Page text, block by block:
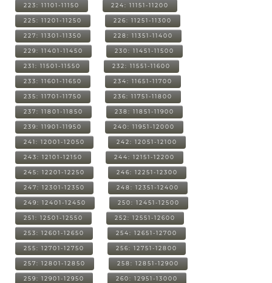
223: 11101-11150 224: 11151-11200
225: 11201-11250 226: 11251-11300
227: 11301-11350 228: 11351-11400
229: 11401-11450 230: 11451-11500
231: 11501-11550 232: 11551-11600
233: 11601-11650 234: 11651-11700
235: 11701-11750 236: 11751-11800
237: 11801-11850 238: 11851-11900
239: 11901-11950 240: 11951-12000
241: 12001-12050 242: 12051-12100
243: 12101-12150 244: 12151-12200
245: 12201-12250 246: 12251-12300
247: 12301-12350 248: 12351-12400
249: 12401-12450 250: 12451-12500
251: 12501-12550 252: 12551-12600
253: 12601-12650 254: 12651-12700
255: 12701-12750 256: 12751-12800
257: 12801-12850 258: 12851-12900
259: 12901-12950 260: 12951-13000